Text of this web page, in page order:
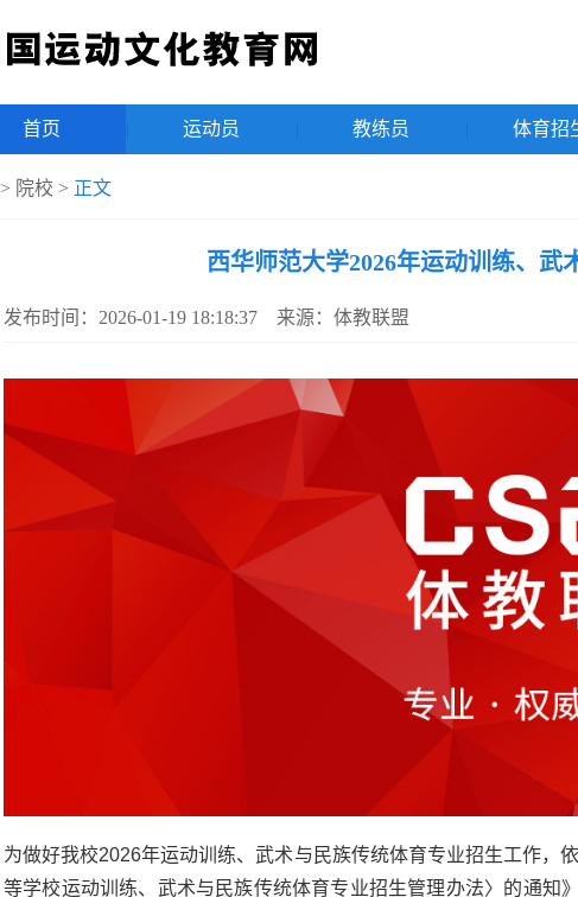
首页 运动员 教练员 体育招
> 院校 > 正文
西华师范大学2026年运动训练、
发布时间：2026-01-19 18:18:37 来源：体教联盟
为做好我校2026年运动训练、武术与民族传统体育专业招生工作，
等学校运动训练、武术与民族传统体育专业招生管理办法〉的通知